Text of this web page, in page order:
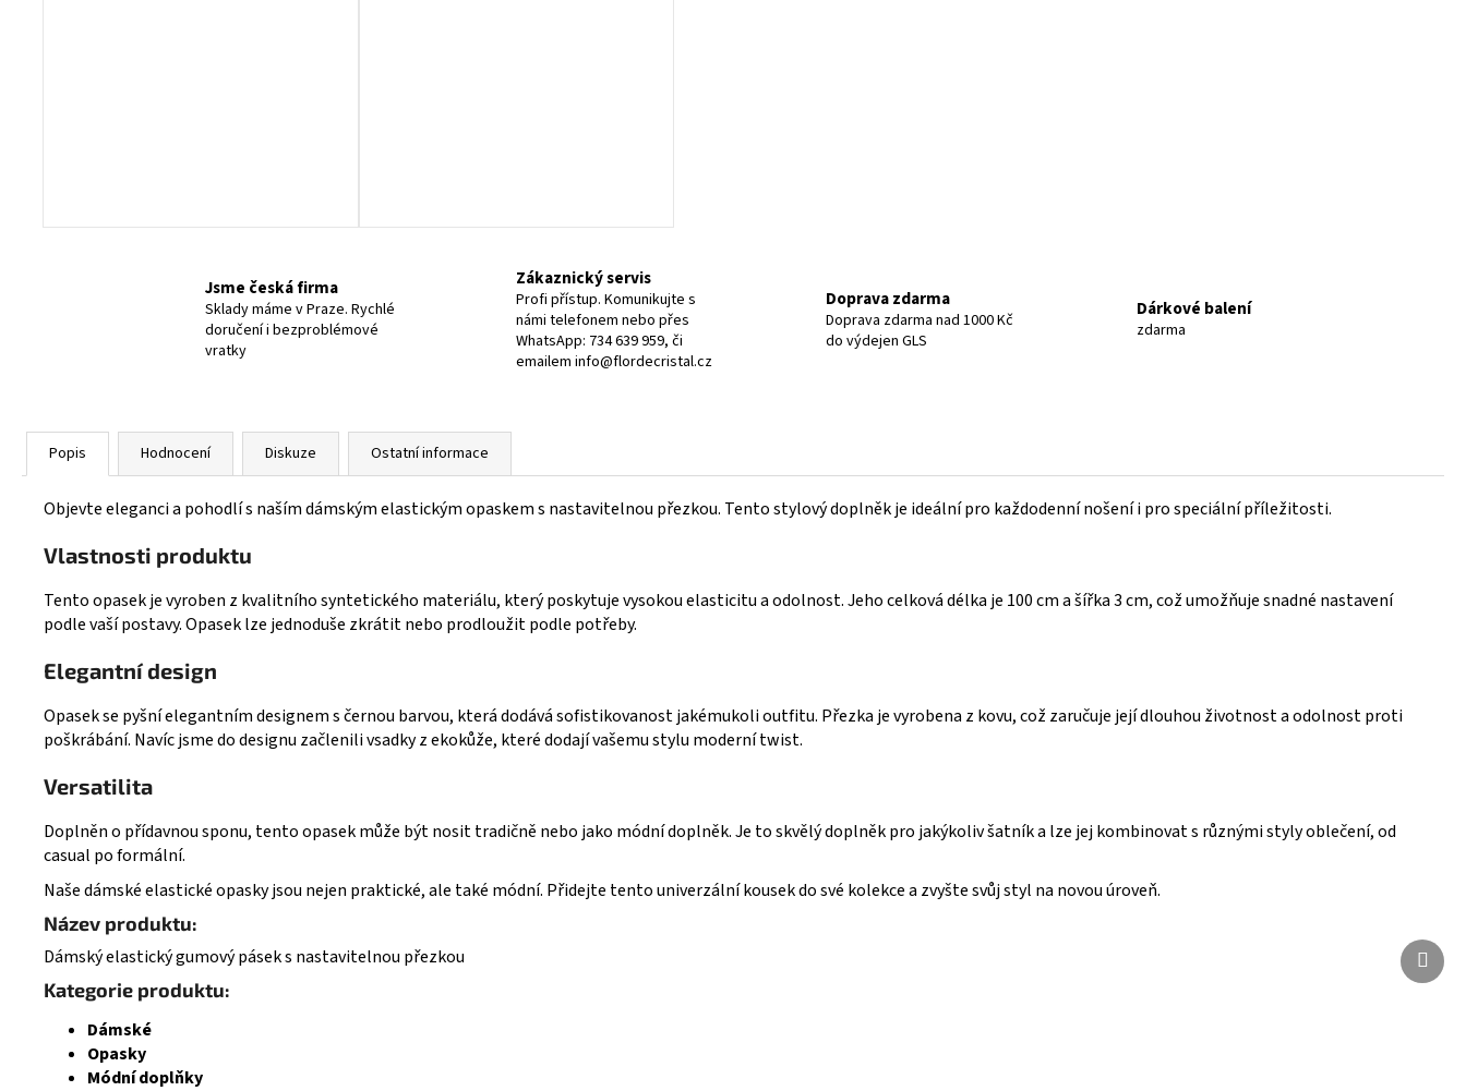
Jsme česká firma
Sklady máme v Praze. Rychlé
doručení i bezproblémové
vratky
Zákaznický servis
Profi přístup. Komunikujte s
námi telefonem nebo přes
WhatsApp: 734 639 959, či
emailem info@flordecristal.cz
Doprava zdarma
Doprava zdarma nad 1000 Kč
do výdejen GLS
Dárkové balení
zdarma
Popis Hodnocení Diskuze Ostatní informace
Objevte eleganci a pohodlí s naším dámským elastickým opaskem s nastavitelnou přezkou. Tento stylový doplněk je ideální pro každodenní nošení i pro speciální příležitosti.
Vlastnosti produktu
Tento opasek je vyroben z kvalitního syntetického materiálu, který poskytuje vysokou elasticitu a odolnost. Jeho celková délka je 100 cm a šířka 3 cm, což umožňuje snadné nastavení
podle vaší postavy. Opasek lze jednoduše zkrátit nebo prodloužit podle potřeby.
Elegantní design
Opasek se pyšní elegantním designem s černou barvou, která dodává sofistikovanost jakémukoli outfitu. Přezka je vyrobena z kovu, což zaručuje její dlouhou životnost a odolnost proti
poškrábání. Navíc jsme do designu začlenili vsadky z ekokůže, které dodají vašemu stylu moderní twist.
Versatilita
Doplněn o přídavnou sponu, tento opasek může být nosit tradičně nebo jako módní doplněk. Je to skvělý doplněk pro jakýkoliv šatník a lze jej kombinovat s různými styly oblečení, od
casual po formální.
Naše dámské elastické opasky jsou nejen praktické, ale také módní. Přidejte tento univerzální kousek do své kolekce a zvyšte svůj styl na novou úroveň.
Název produktu:
Dámský elastický gumový pásek s nastavitelnou přezkou
Kategorie produktu:
Dámské
Opasky
Módní doplňky
Další
Další